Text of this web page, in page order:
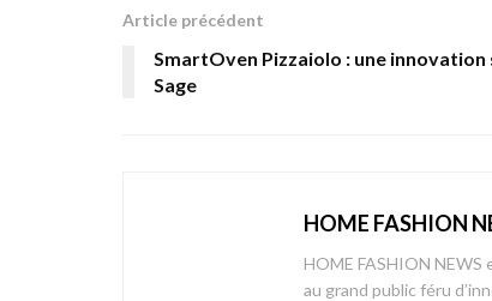
Article précédent
SmartOven Pizzaiolo : une innovation
Sage
HOME FASHION
HOME FASHION
au grand public féru